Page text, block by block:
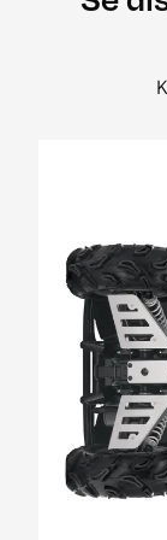
2008 650
2008 650
MY08-
2009 400
2009 500
2009 650 H1
2009 700
MY09
2009 700
2009 700 H1
01